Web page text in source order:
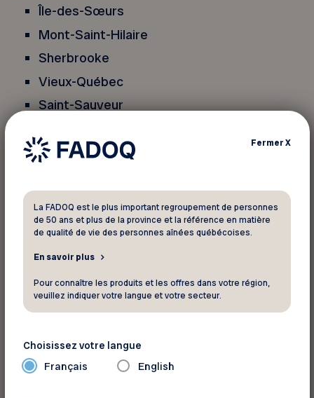
Île-des-Sœurs
Mont-Saint-Hilaire
Sherbrooke
Vieux-Québec
Saint-Sauveur
Trouvez un spa
Offrir une carte-cadeau
Les rabais sont applicables sur les tarifs en cours
obligatoire et ne peuvent être jumelés à aucune
autre offre promotionnelle.
Vous devez vous identifier pour
FermerX
La FADOQ est le plus important regroupement de personnes
de 50 ans et plus de la province et la référence en matière
de qualité de vie des personnes aînées québécoises.
En savoir plus
Pour connaître les produits et les offres dans votre région,
veuillez indiquer votre langue et votre secteur.
Choisissez votre langue
Français English